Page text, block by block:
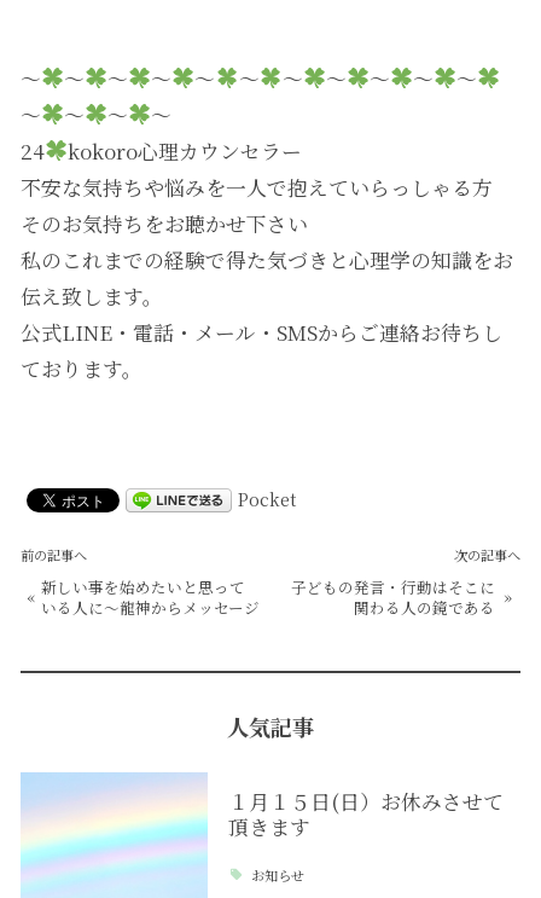
～ ～ ～ ～ ～ ～ ～ ～ ～ ～
～
～
～ ～
～
24
kokoro心理カウンセラー
不安な気持ちや悩みを一人で抱えていらっしゃる方
そのお気持ちをお聴かせ下さい
私のこれまでの経験で得た気づきと心理学の知識をお
伝え致します。
公式LINE・電話・メール・SMSからご連絡お待ちし
ております。
Pocket
前の記事へ
« 新しい事を始めたいと思って
いる人に～龍神からメッセージ
次の記事へ
子どもの発言・行動はそこに
関わる人の鏡である »
人気記事
１月１５日(日）お休みさせて
頂きます
お知らせ